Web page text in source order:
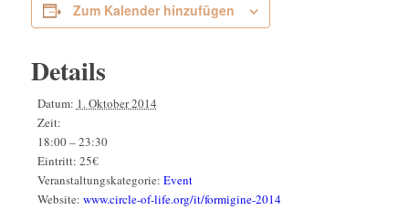
Zum Kalender hinzufügen
Details
Datum: 1. Oktober 2014
Zeit:
18:00 – 23:30
Eintritt: 25€
Veranstaltungskategorie: Event
Website: www.circle-of-life.org/it/formigine-2014